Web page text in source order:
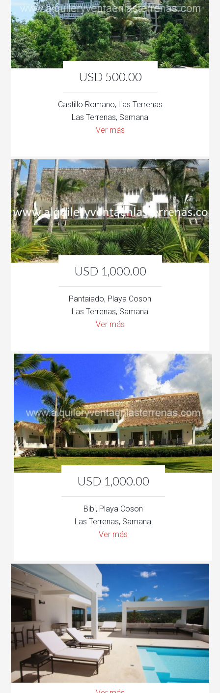
USD 500.00
Castillo Romano, Las Terrenas
Las Terrenas, Samana
Ver más
USD 1,000.00
Pantaiado, Playa Coson
Las Terrenas, Samana
Ver más
USD 1,000.00
Bibi, Playa Coson
Las Terrenas, Samana
Ver más